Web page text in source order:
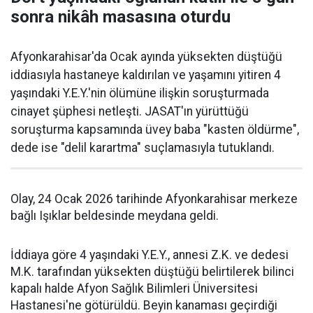
sonra nikâh masasına oturdu
Afyonkarahisar'da Ocak ayında yüksekten düştüğü
iddiasıyla hastaneye kaldırılan ve yaşamını yitiren 4
yaşındaki Y.E.Y.'nin ölümüne ilişkin soruşturmada
cinayet şüphesi netleşti. JASAT'ın yürüttüğü
soruşturma kapsamında üvey baba "kasten öldürme",
dede ise "delil karartma" suçlamasıyla tutuklandı.
Olay, 24 Ocak 2026 tarihinde Afyonkarahisar merkeze
bağlı Işıklar beldesinde meydana geldi.
İddiaya göre 4 yaşındaki Y.E.Y., annesi Z.K. ve dedesi
M.K. tarafından yüksekten düştüğü belirtilerek bilinci
kapalı halde Afyon Sağlık Bilimleri Üniversitesi
Hastanesi'ne götürüldü. Beyin kanaması geçirdiği